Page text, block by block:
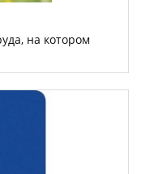
на котором